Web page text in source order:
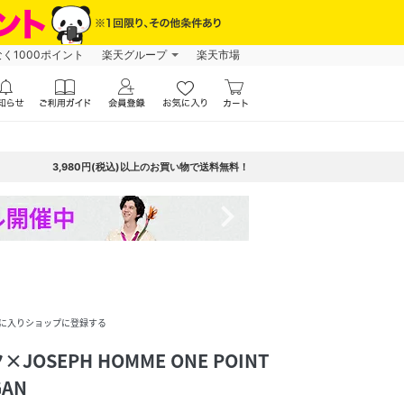
1000ポイント 楽天グループ 楽天市場
3,980円(税込)以上のお買い物で送料無料！
入りショップに登録する
HOMME ONE POINT